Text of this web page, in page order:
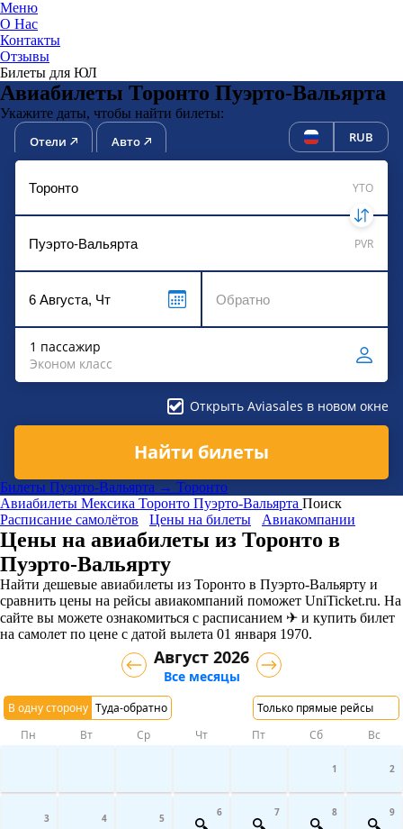
Меню
О Нас
Контакты
Отзывы
Билеты для ЮЛ
Авиабилеты Торонто Пуэрто-Вальярта
Укажите даты, чтобы найти билеты:
Отели Авто RUB
YTO
PVR
1 пассажир
Эконом класс
Открыть Aviasales в новом окне
Найти билеты
Билеты Пуэрто-Вальярта → Торонто
Авиабилеты Мексика Торонто Пуэрто-Вальярта Поиск
Расписание самолётов
Цены на билеты Авиакомпании
Цены на авиабилеты из Торонто в
Пуэрто-Вальярту
Найти дешевые авиабилеты из Торонто в Пуэрто-Вальярту и
сравнить цены на рейсы авиакомпаний поможет UniTicket.ru. На
сайте вы можете ознакомиться с расписанием ✈ и купить билет
на самолет по цене с датой вылета 01 января 1970.
В одну сторону Туда-обратно Только прямые рейсы
Август 2026
Все месяцы
Пн Вт Ср Чт Пт Сб Вс
1 2
3 4 5 6 7 8 9